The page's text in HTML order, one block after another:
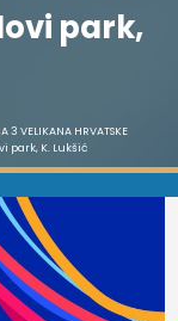
park,
3 VELIKANA HRVATSKE
park, K. Lukšić